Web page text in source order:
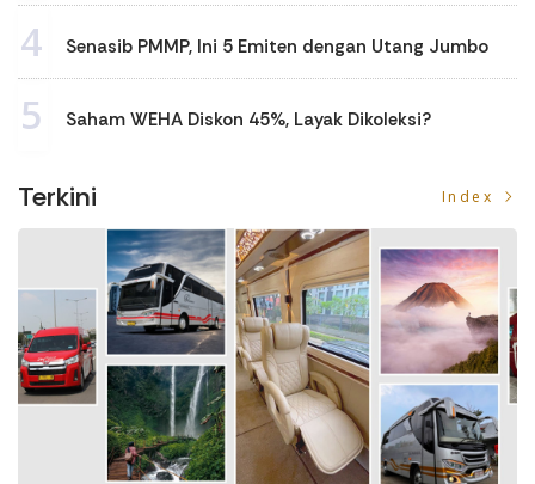
4 Senasib PMMP, Ini 5 Emiten dengan Utang Jumbo
5 Saham WEHA Diskon 45%, Layak Dikoleksi?
Terkini Index